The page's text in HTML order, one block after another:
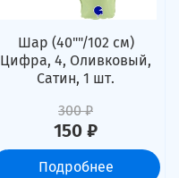
Шар (40""/102 см)
Цифра, 4, Оливковый,
Сатин, 1 шт.
300 ₽
150 ₽
Подробнее